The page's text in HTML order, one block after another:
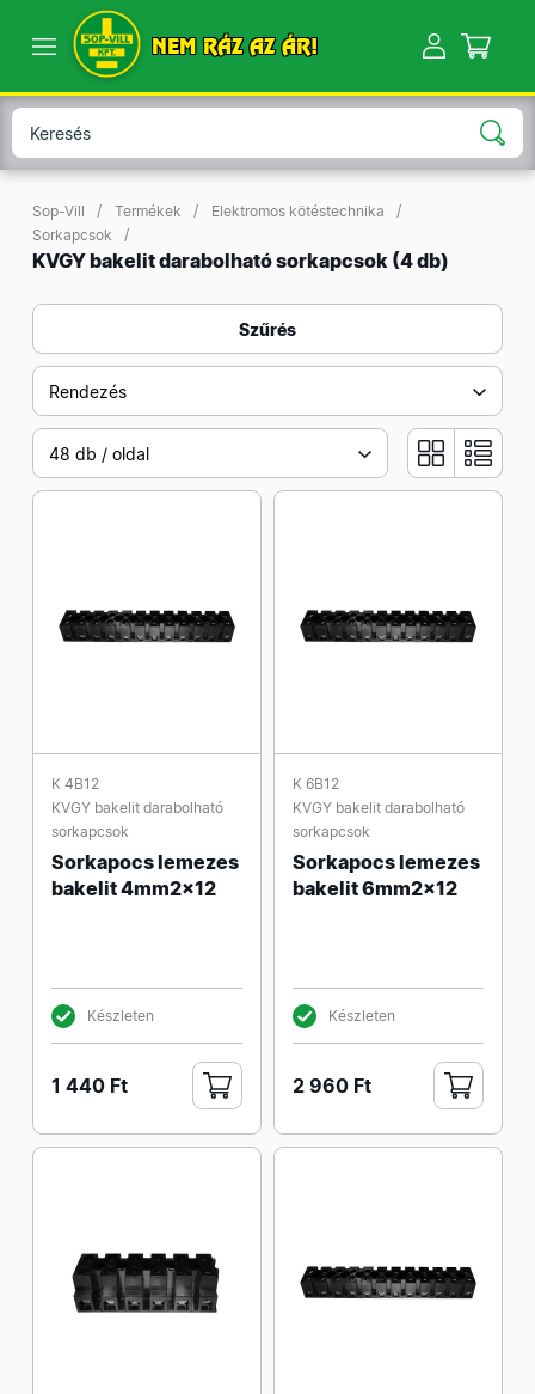
NEM RÁZ AZ ÁR!
Sop-Vill Termékek
Elektromos kötéstechnika
Sorkapcsok
KVGY bakelit darabolható sorkapcsok (4 db)
Szűrés
Rendezés
48 db / oldal
K 4B12
KVGY bakelit darabolható
sorkapcsok
Sorkapocs lemezes
bakelit 4mm2x12
Készleten
1 440 Ft
K 6B12
KVGY bakelit darabolható
sorkapcsok
Sorkapocs lemezes
bakelit 6mm2x12
Készleten
2 960 Ft